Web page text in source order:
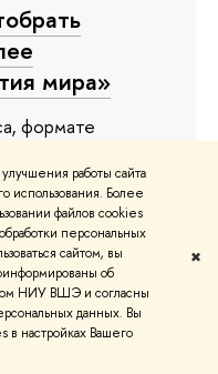
работы сайта
использования. Более
файлов cookies
персональных
сайтом, вы
об
НИУ ВШЭ и согласны
данных. Вы
в настройках Вашего
✖
мира»
формате
совета
форума
факультета
председатель
на пресс-
участие в
БРИКС в